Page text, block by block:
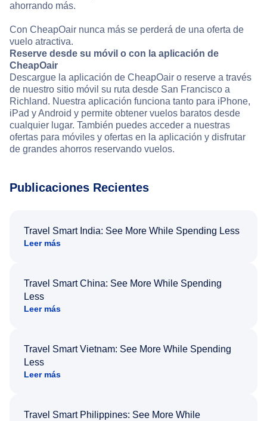
ahorrando más.
Con CheapOair nunca más se perderá de una oferta de
vuelo atractiva.
Reserve desde su móvil o con la aplicación de
CheapOair
Descargue la aplicación de CheapOair o reserve a través
de nuestro sitio móvil su ruta desde San Francisco a
Richland. Nuestra aplicación funciona tanto para iPhone,
iPad y Android y permite obtener vuelos baratos desde
cualquier lugar. También puedes acceder a nuestras
ofertas para móviles y ofertas en la aplicación y disfrutar
de grandes ahorros reservando vuelos.
Publicaciones Recientes
Travel Smart India: See More While Spending Less
Leer más
Travel Smart China: See More While Spending
Less
Leer más
Travel Smart Vietnam: See More While Spending
Less
Leer más
Travel Smart Philippines: See More While